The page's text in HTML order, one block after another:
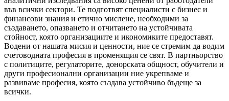
във всички сектори. Те подготвят специалисти с бизнес и
финансови знания и етично мислене, необходими за
създаването, опазването и отчитането на устойчивата
стойност, която организациите и икономиките предоставят.
Водени от нашата мисия и ценности, ние се стремим да водим
счетоводната професия в променящия се свят. В партньорство
с политиците, регулаторите, донорската общност, обучители и
други професионални организации ние укрепваме и
развиваме професия, която създава устойчиво бъдеще за
всички.